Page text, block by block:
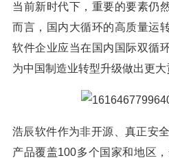
当前新时代下，重要的要素仍
而言，国内大循环的高质量运
软件企业应当在国内国际双循
为中国制造业转型升级做出更大
浩辰软件作为非开源、真正安
产品覆盖100多个国家和地区